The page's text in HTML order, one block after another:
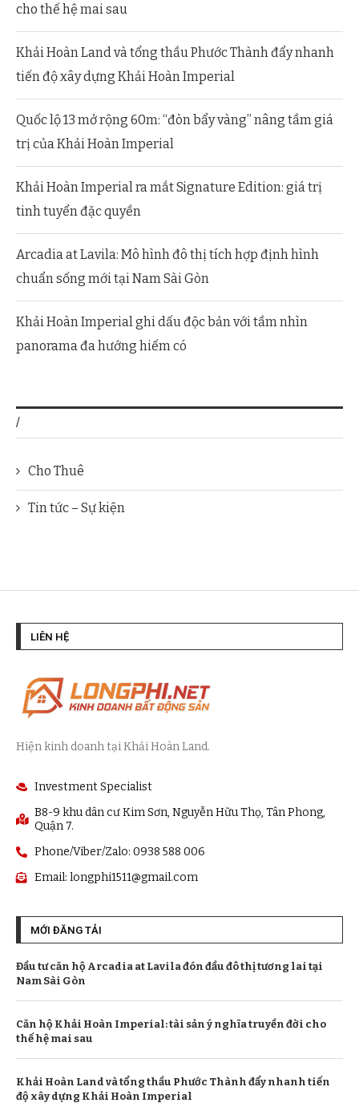
cho thế hệ mai sau
Khải Hoàn Land và tổng thầu Phước Thành đẩy nhanh
tiến độ xây dựng Khải Hoàn Imperial
Quốc lộ 13 mở rộng 60m: “đòn bẩy vàng” nâng tầm giá
trị của Khải Hoàn Imperial
Khải Hoàn Imperial ra mắt Signature Edition: giá trị
tinh tuyển đặc quyền
Arcadia at Lavila: Mô hình đô thị tích hợp định hình
chuẩn sống mới tại Nam Sài Gòn
Khải Hoàn Imperial ghi dấu độc bản với tầm nhìn
panorama đa hướng hiếm có
/
Cho Thuê
Tin tức – Sự kiện
LIÊN HỆ
Hiện kinh doanh tại Khải Hoàn Land.
Investment Specialist
B8-9 khu dân cư Kim Sơn, Nguyễn Hữu Thọ, Tân Phong,
Quận 7.
Phone/Viber/Zalo: 0938 588 006
Email: longphi1511@gmail.com
MỚI ĐĂNG TẢI
Đầu tư căn hộ Arcadia at Lavila đón đầu đô thị tương lai tại
Nam Sài Gòn
Căn hộ Khải Hoàn Imperial: tài sản ý nghĩa truyền đời cho
thế hệ mai sau
Khải Hoàn Land và tổng thầu Phước Thành đẩy nhanh tiến
độ xây dựng Khải Hoàn Imperial